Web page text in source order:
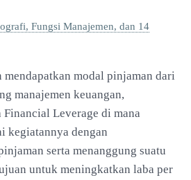
Fungsi Manajemen, dan 14
mendapatkan modal pinjaman dari
manajemen keuangan,
Financial Leverage di mana
kegiatannya dengan
serta menanggung suatu
untuk meningkatkan laba per